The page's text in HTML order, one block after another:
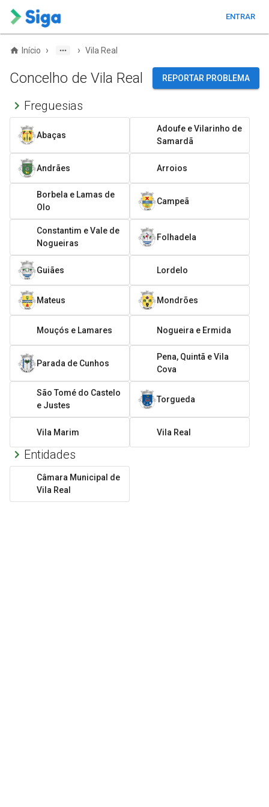
ENTRAR
Início › › Vila Real
Concelho de Vila Real REPORTAR PROBLEMA
Freguesias
Abaças
Adoufe e Vilarinho de
Samardã
Andrães Arroios
Borbela e Lamas de
Olo
Campeã
Constantim e Vale de
Nogueiras
Folhadela
Guiães Lordelo
Mateus Mondrões
Mouçós e Lamares Nogueira e Ermida
Parada de Cunhos
Pena, Quintã e Vila
Cova
São Tomé do Castelo
e Justes
Torgueda
Vila Marim Vila Real
Entidades
Câmara Municipal de
Vila Real